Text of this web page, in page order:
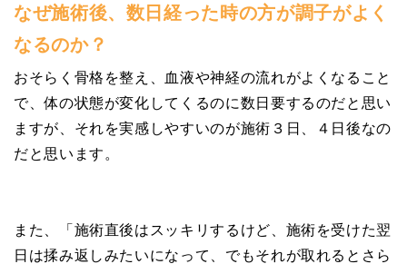
なぜ施術後、数日経った時の方が調子がよく
なるのか？
おそらく骨格を整え、血液や神経の流れがよくなること
で、体の状態が変化してくるのに数日要するのだと思い
ますが、それを実感しやすいのが施術３日、４日後なの
だと思います。
また、「施術直後はスッキリするけど、施術を受けた翌
日は揉み返しみたいになって、でもそれが取れるとさら